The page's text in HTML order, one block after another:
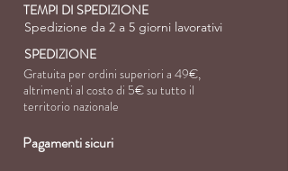
TEMPI DI SPEDIZIONE
Spedizione da 2 a 5 giorni lavorativi
SPEDIZIONE
Gratuita per ordini superiori a 49€,
altrimenti al costo di 5€ su tutto il
territorio nazionale
Pagamenti sicuri